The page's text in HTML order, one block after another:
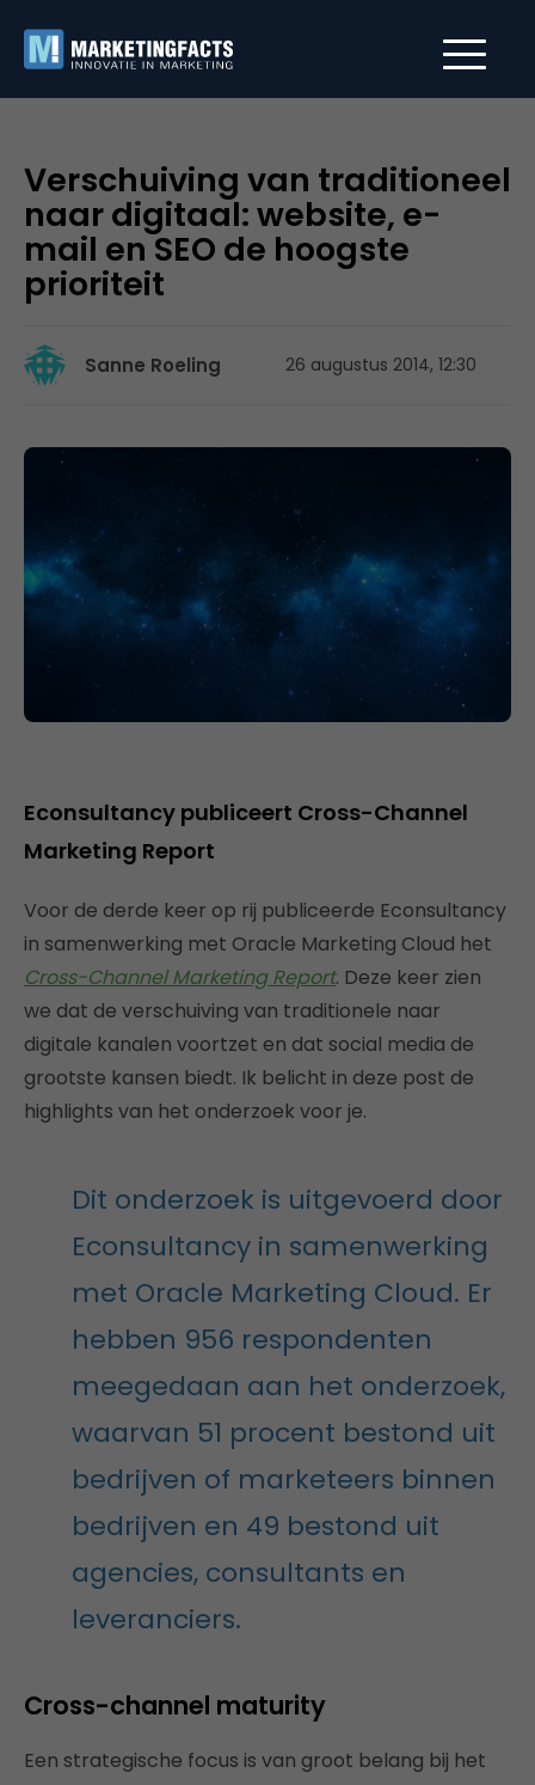
Verschuiving van traditioneel
naar digitaal: website, e-
mail en SEO de hoogste
prioriteit
Sanne Roeling 26 augustus 2014, 12:30
Econsultancy publiceert Cross-Channel
Marketing Report
Voor de derde keer op rij publiceerde Econsultancy
in samenwerking met Oracle Marketing Cloud het
Cross-Channel Marketing Report. Deze keer zien
we dat de verschuiving van traditionele naar
digitale kanalen voortzet en dat social media de
grootste kansen biedt. Ik belicht in deze post de
highlights van het onderzoek voor je.
Dit onderzoek is uitgevoerd door
Econsultancy in samenwerking
met Oracle Marketing Cloud. Er
hebben 956 respondenten
meegedaan aan het onderzoek,
waarvan 51 procent bestond uit
bedrijven of marketeers binnen
bedrijven en 49 bestond uit
agencies, consultants en
leveranciers.
Cross-channel maturity
Een strategische focus is van groot belang bij het